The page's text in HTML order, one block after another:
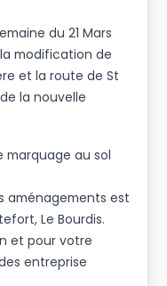
du 21 Mars
modification de
et la route de St
la nouvelle
marquage au sol
aménagements est
Le Bourdis.
et pour votre
entreprise